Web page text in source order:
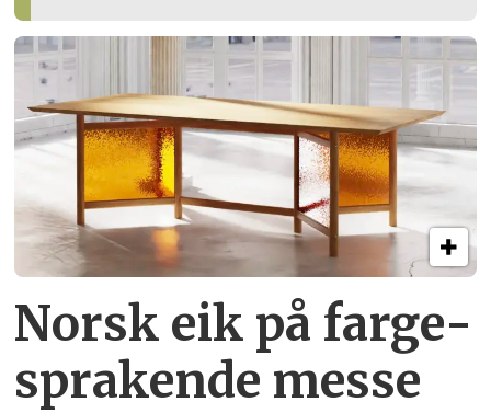
Norsk eik på farge­
sprakende messe